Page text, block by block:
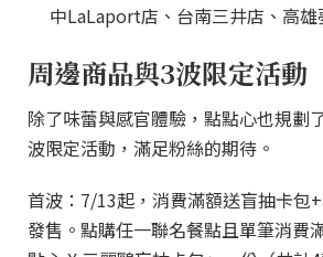
中LaLaport店、台南三井店、高雄
周邊商品與3波限定活動
除了味蕾與感官體驗，點點心也規劃
波限定活動，滿足粉絲的期待。
首波：7/13起，消費滿額送盲抽卡包
發售。點購任一聯名餐點且單筆消費